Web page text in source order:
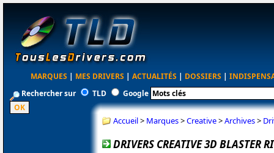
MARQUES | MES DRIVERS | ACTUALITÉS | DOSSIERS |
Rechercher sur
TLD Google
Accueil> Marques>Creative>Archives>
DRIVERS CREATIVE 3D BLASTER